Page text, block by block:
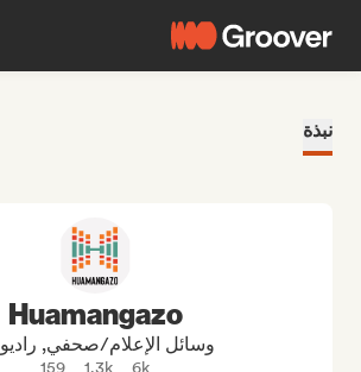
نبذة
Huamangazo
وسائل الإعلام/صحفي, راديو
6k
1.3k
159